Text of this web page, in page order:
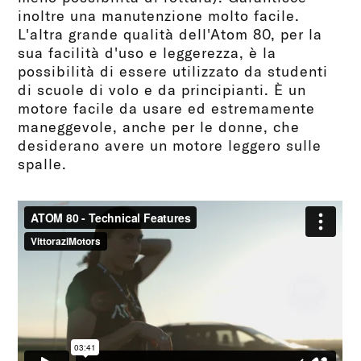
inoltre una manutenzione molto facile.
L'altra grande qualità dell'Atom 80, per la
sua facilità d'uso e leggerezza, è la
possibilità di essere utilizzato da studenti
di scuole di volo e da principianti. È un
motore facile da usare ed estremamente
maneggevole, anche per le donne, che
desiderano avere un motore leggero sulle
spalle.